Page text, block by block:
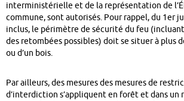
interministérielle et de la représentation de
commune, sont autorisés. Pour rappel, du 1er
inclus, le périmètre de sécurité du feu
des retombées possibles) doit se situer à plus
ou d’un bois.
Par ailleurs, des mesures des mesures de
d’interdiction s’appliquent en forêt et dans un